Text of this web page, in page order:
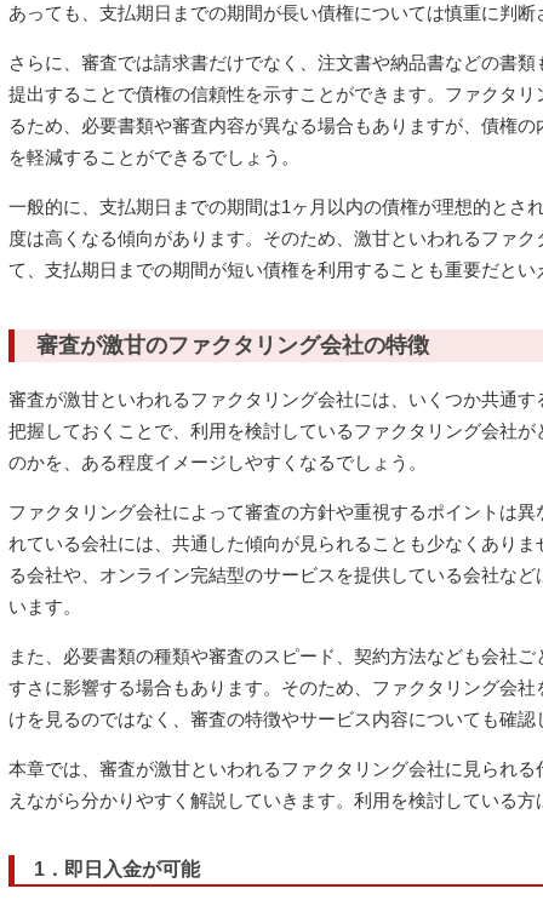
あっても、支払期日までの期間が長い債権については慎重に判
さらに、審査では請求書だけでなく、注文書や納品書などの書
提出することで債権の信頼性を示すことができます。ファクタ
るため、必要書類や審査内容が異なる場合もありますが、債権
を軽減することができるでしょう。
一般的に、支払期日までの期間は1ヶ月以内の債権が理想的とさ
度は高くなる傾向があります。そのため、激甘といわれるファ
て、支払期日までの期間が短い債権を利用することも重要だとい
審査が激甘のファクタリング会社の特徴
審査が激甘といわれるファクタリング会社には、いくつか共通
把握しておくことで、利用を検討しているファクタリング会社
のかを、ある程度イメージしやすくなるでしょう。
ファクタリング会社によって審査の方針や重視するポイントは
れている会社には、共通した傾向が見られることも少なくあり
る会社や、オンライン完結型のサービスを提供している会社な
います。
また、必要書類の種類や審査のスピード、契約方法なども会社
すさに影響する場合もあります。そのため、ファクタリング会
けを見るのではなく、審査の特徴やサービス内容についても確
本章では、審査が激甘といわれるファクタリング会社に見られ
えながら分かりやすく解説していきます。利用を検討している
1．即日入金が可能